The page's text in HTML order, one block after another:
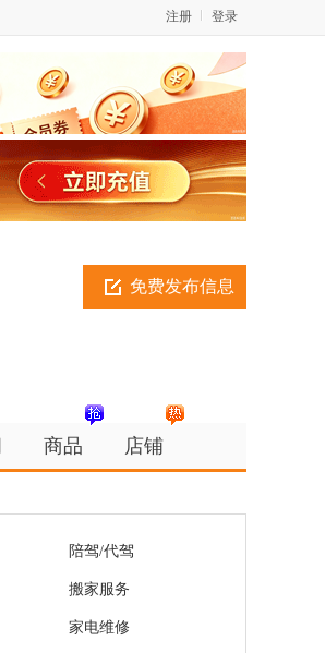
登录
注册
免费发布信息
商品 店铺
陪驾/代驾
搬家服务
家电维修